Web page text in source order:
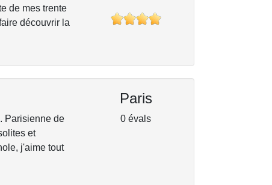
de mes trente
découvrir la
Parisienne de
et
j'aime tout
Paris
0 évals